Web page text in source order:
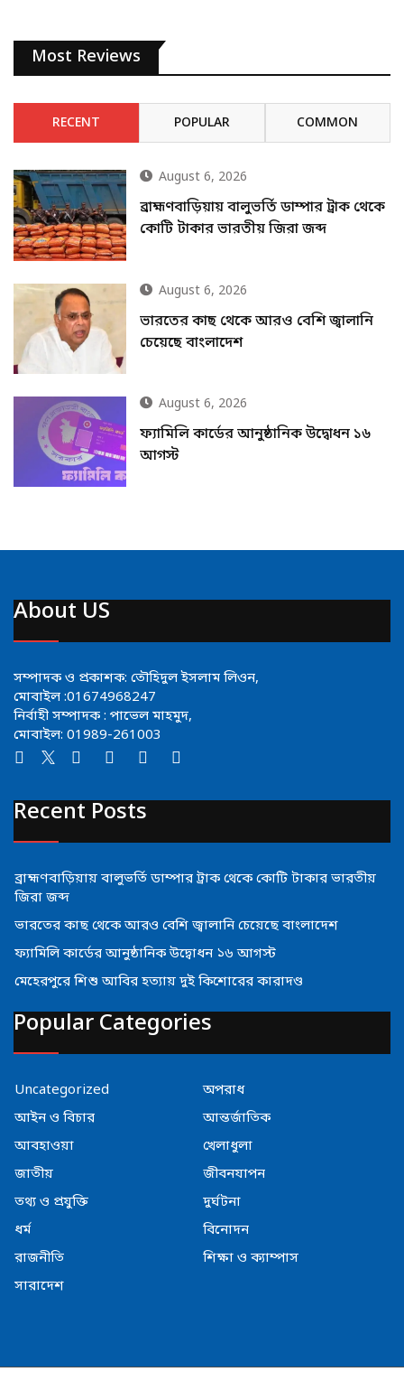
Most Reviews
RECENT POPULAR COMMON
August 6, 2026
ব্রাহ্মণবাড়িয়ায় বালুভর্তি ডাম্পার ট্রাক থেকে
কোটি টাকার ভারতীয় জিরা জব্দ
August 6, 2026
ভারতের কাছ থেকে আরও বেশি জ্বালানি
চেয়েছে বাংলাদেশ
August 6, 2026
ফ্যামিলি কার্ডের আনুষ্ঠানিক উদ্বোধন ১৬
আগস্ট
About US
সম্পাদক ও প্রকাশক: তৌহিদুল ইসলাম লিওন,
মোবাইল :01674968247
নির্বাহী সম্পাদক : পাভেল মাহমুদ,
মোবাইল: 01989-261003
Recent Posts
ব্রাহ্মণবাড়িয়ায় বালুভর্তি ডাম্পার ট্রাক থেকে কোটি টাকার ভারতীয়
জিরা জব্দ
ভারতের কাছ থেকে আরও বেশি জ্বালানি চেয়েছে বাংলাদেশ
ফ্যামিলি কার্ডের আনুষ্ঠানিক উদ্বোধন ১৬ আগস্ট
মেহেরপুরে শিশু আবির হত্যায় দুই কিশোরের কারাদণ্ড
Popular Categories
Uncategorized
অপরাধ
আইন ও বিচার
আন্তর্জাতিক
আবহাওয়া
খেলাধুলা
জাতীয়
জীবনযাপন
তথ্য ও প্রযুক্তি
দুর্ঘটনা
ধর্ম
বিনোদন
রাজনীতি
শিক্ষা ও ক্যাম্পাস
সারাদেশ